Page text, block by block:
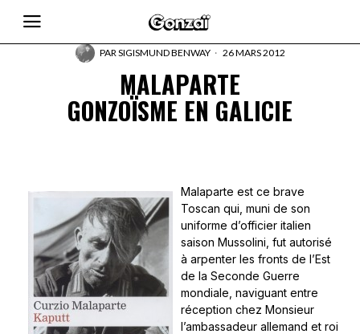
PARSIGISMUND BENWAY 26 MARS 2012
MALAPARTE
GONZOÏSME EN GALICIE
Malaparte est ce brave
Toscan qui, muni de son
uniforme d’officier italien
saison Mussolini, fut autorisé
à arpenter les fronts de l’Est
de la Seconde Guerre
mondiale, naviguant entre
réception chez Monsieur
l’ambassadeur allemand et roi